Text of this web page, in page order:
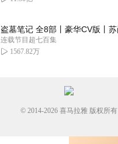
连载节目超七百集
1567.82万
© 2014-2026 喜马拉雅 版权所有